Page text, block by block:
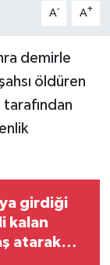
A- A+
demirle
öldüren
tarafından
girdiği
kalan
atarak